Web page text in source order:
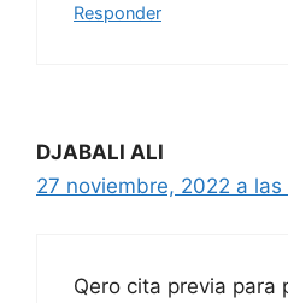
Responder
DJABALI ALI
27 noviembre, 2022 a las
Qero cita previa para